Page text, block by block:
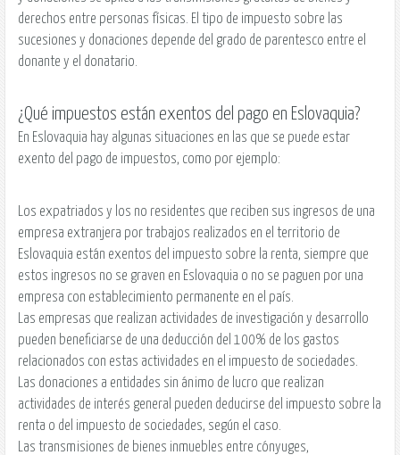
derechos entre personas físicas. El tipo de impuesto sobre las
sucesiones y donaciones depende del grado de parentesco entre el
donante y el donatario.
¿Qué impuestos están exentos del pago en Eslovaquia?
En Eslovaquia hay algunas situaciones en las que se puede estar
exento del pago de impuestos, como por ejemplo:
Los expatriados y los no residentes que reciben sus ingresos de una
empresa extranjera por trabajos realizados en el territorio de
Eslovaquia están exentos del impuesto sobre la renta, siempre que
estos ingresos no se graven en Eslovaquia o no se paguen por una
empresa con establecimiento permanente en el país.
Las empresas que realizan actividades de investigación y desarrollo
pueden beneficiarse de una deducción del 100% de los gastos
relacionados con estas actividades en el impuesto de sociedades.
Las donaciones a entidades sin ánimo de lucro que realizan
actividades de interés general pueden deducirse del impuesto sobre la
renta o del impuesto de sociedades, según el caso.
Las transmisiones de bienes inmuebles entre cónyuges,